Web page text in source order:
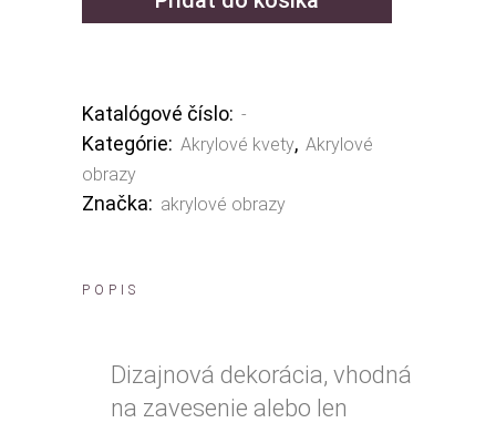
Katalógové číslo: -
Kategórie: Akrylové kvety, Akrylové
obrazy
Značka: akrylové obrazy
POPIS
Dizajnová dekorácia, vhodná
na zavesenie alebo len